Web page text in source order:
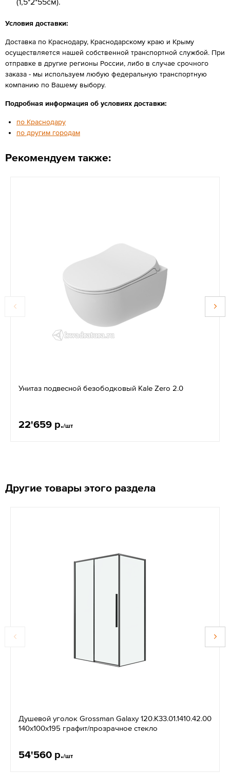
Условия доставки:
Доставка по Краснодару, Краснодарскому краю и Крыму
осуществляется нашей собственной транспортной службой. При
отправке в другие регионы России, либо в случае срочного
заказа - мы используем любую федеральную транспортную
компанию по Вашему выбору.
Подробная информация об условиях доставки:
по Краснодару
по другим городам
Рекомендуем также:
Унитаз подвесной безободковый Kale Zero 2.0
22'659 р./шт
Другие товары этого раздела
Душевой уголок Grossman Galaxy 120.K33.01.1410.42.00
140x100x195 графит/прозрачное стекло
54'560 р./шт